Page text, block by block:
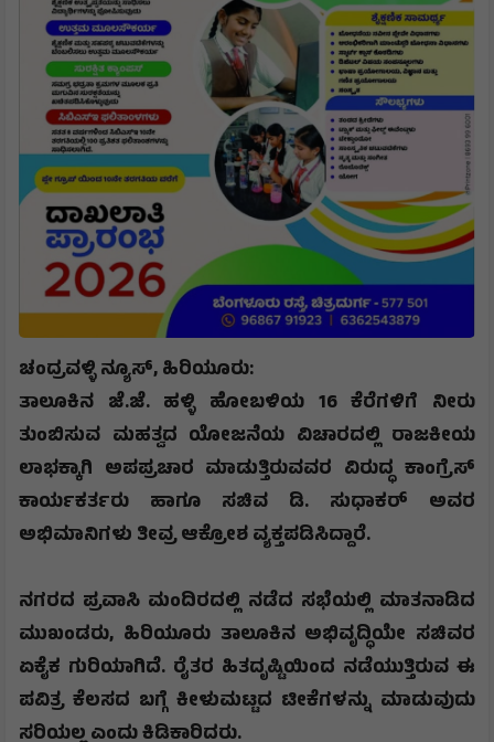
​ಚಂದ್ರವಳ್ಳಿ ನ್ಯೂಸ್, ಹಿರಿಯೂರು:
ತಾಲೂಕಿನ ಜೆ.ಜೆ. ಹಳ್ಳಿ ಹೋಬಳಿಯ 16 ಕೆರೆಗಳಿಗೆ ನೀರು
ತುಂಬಿಸುವ ಮಹತ್ವದ ಯೋಜನೆಯ ವಿಚಾರದಲ್ಲಿ ರಾಜಕೀಯ
ಲಾಭಕ್ಕಾಗಿ ಅಪಪ್ರಚಾರ ಮಾಡುತ್ತಿರುವವರ ವಿರುದ್ಧ ಕಾಂಗ್ರೆಸ್
ಕಾರ್ಯಕರ್ತರು ಹಾಗೂ ಸಚಿವ ಡಿ. ಸುಧಾಕರ್ ಅವರ
ಅಭಿಮಾನಿಗಳು ತೀವ್ರ ಆಕ್ರೋಶ ವ್ಯಕ್ತಪಡಿಸಿದ್ದಾರೆ.
​ನಗರದ ಪ್ರವಾಸಿ ಮಂದಿರದಲ್ಲಿ ನಡೆದ ಸಭೆಯಲ್ಲಿ ಮಾತನಾಡಿದ
ಮುಖಂಡರು, ಹಿರಿಯೂರು ತಾಲೂಕಿನ ಅಭಿವೃದ್ಧಿಯೇ ಸಚಿವರ
ಏಕೈಕ ಗುರಿಯಾಗಿದೆ. ರೈತರ ಹಿತದೃಷ್ಟಿಯಿಂದ ನಡೆಯುತ್ತಿರುವ ಈ
ಪವಿತ್ರ ಕೆಲಸದ ಬಗ್ಗೆ ಕೀಳುಮಟ್ಟದ ಟೀಕೆಗಳನ್ನು ಮಾಡುವುದು
ಸರಿಯಲ್ಲ ಎಂದು ಕಿಡಿಕಾರಿದರು.